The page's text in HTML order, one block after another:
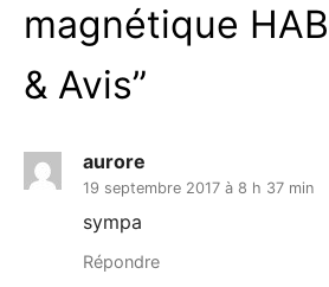
magnétique
& Avis”
aurore
19 septembre 2017 à 8 h 37 min
sympa
Répondre